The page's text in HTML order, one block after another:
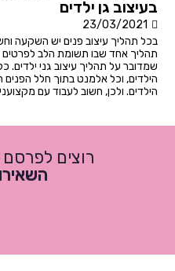
בעיצוב גן ילדים
23/03/2021
בכל תהליך עיצוב פנים יש השקעה
תהליך אחד שבו תשומת הלב לפרטים
שמדובר על תהליך עיצוב גני
הילדים, וכל אלמנט בתוך חלל הפנים
הילדים. ולכן, חשוב לעבוד עם
רוצים